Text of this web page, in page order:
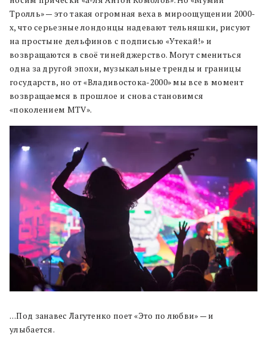
Тролль» — это такая огромная веха в мироощущении 2000-
х, что серьезные лондонцы надевают тельняшки, рисуют
на простыне дельфинов с подписью «Утекай!» и
возвращаются в своё тинейджерство. Могут смениться
одна за другой эпохи, музыкальные тренды и границы
государств, но от «Владивостока-2000» мы все в момент
возвращаемся в прошлое и снова становимся
«поколением MTV».
…Под занавес Лагутенко поет «Это по любви» — и
улыбается.